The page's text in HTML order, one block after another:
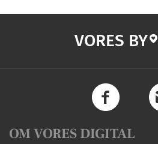
VORES BY
OM VORES DIGITAL